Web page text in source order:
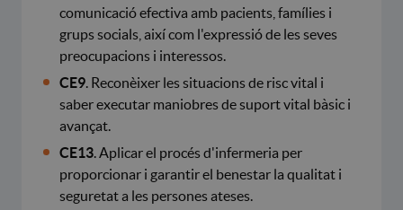
comunicació efectiva amb pacients, famílies i
grups socials, així com l'expressió de les seves
preocupacions i interessos.
CE9 . Reconèixer les situacions de risc vital i
saber executar maniobres de suport vital bàsic i
avançat.
CE13 . Aplicar el procés d'infermeria per
proporcionar i garantir el benestar la qualitat i
seguretat a les persones ateses.